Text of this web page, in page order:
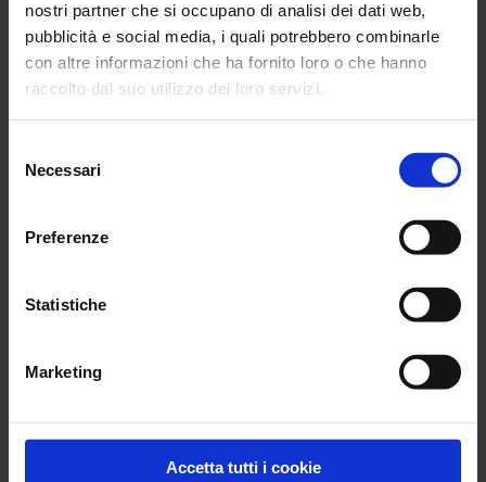
nostri partner che si occupano di analisi dei dati web,
pubblicità e social media, i quali potrebbero combinarle
con altre informazioni che ha fornito loro o che hanno
raccolto dal suo utilizzo dei loro servizi.
di confidenzialità
delNecessari
Preferenze
Statistiche
Marketing
Accetta tutti i cookie
Archivio
Chauvin Arnoux Videos
Videos Chauvin Arnoux